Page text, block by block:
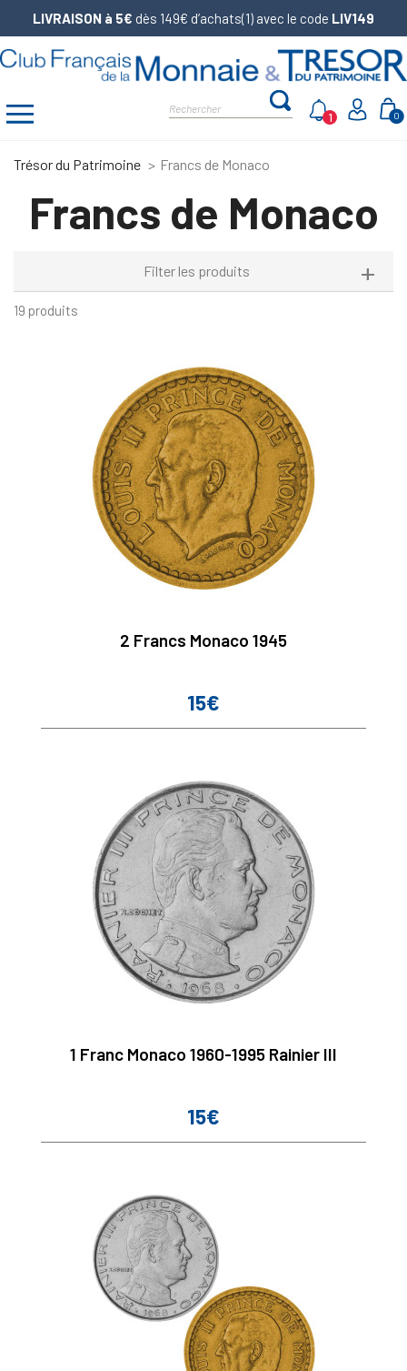
LIVRAISON à 5€ dès 149€ d’achats(1) avec le code LIV149
0
1
Trésor du Patrimoine Francs de Monaco
Francs de Monaco
Filter les produits
19 produits
2 Francs Monaco 1945
Prix
15€
1 Franc Monaco 1960-1995 Rainier III
Prix
15€